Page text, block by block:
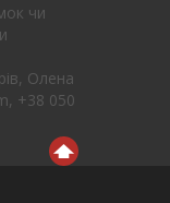
чи
Олена
+38 050